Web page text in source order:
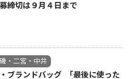
締切は９月４日まで
・二宮・中井
ブランドバッグ ｢最後に使った